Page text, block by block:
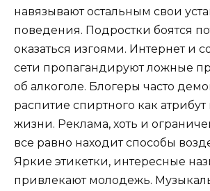
навязывают остальным свои
поведения. Подростки боятся
оказаться изгоями. Интернет и
сети пропагандируют ложные
об алкоголе. Блогеры часто
распитие спиртного как атрибут
жизни. Реклама, хоть и
все равно находит способы
Яркие этикетки, интересные
привлекают молодежь.